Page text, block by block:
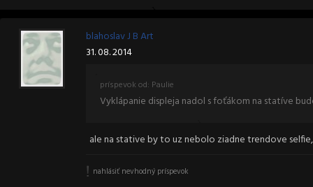
blahoslav J B Art
31. 08. 2014
príspevok od: Paulie
Vyklápanie displeja nadol s foťákom na statíve
ale na stative by to uz nebolo ziadne trendove
nahlásiť nevhodný príspevok